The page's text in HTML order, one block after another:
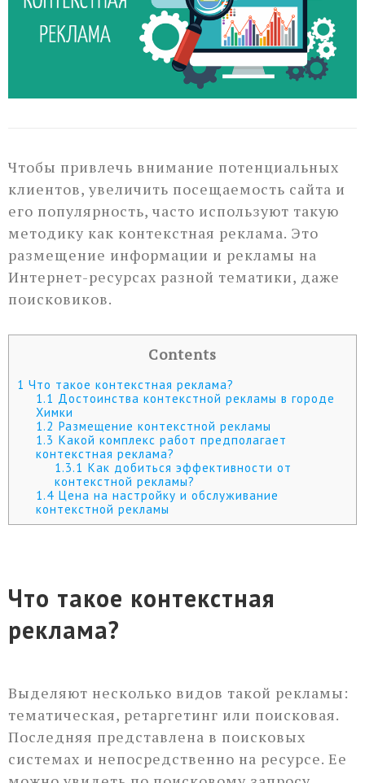
Чтобы привлечь внимание потенциальных
клиентов, увеличить посещаемость сайта и
его популярность, часто используют такую
методику как контекстная реклама. Это
размещение информации и рекламы на
Интернет-ресурсах разной тематики, даже
поисковиков.
Contents
1 Что такое контекстная реклама?
1.1 Достоинства контекстной рекламы в городе
Химки
1.2 Размещение контекстной рекламы
1.3 Какой комплекс работ предполагает
контекстная реклама?
1.3.1 Как добиться эффективности от
контекстной рекламы?
1.4Цена на настройку и обслуживание
контекстной рекламы
Что такое контекстная
реклама?
Выделяют несколько видов такой рекламы:
тематическая, ретаргетинг или поисковая.
Последняя представлена в поисковых
системах и непосредственно на ресурсе. Ее